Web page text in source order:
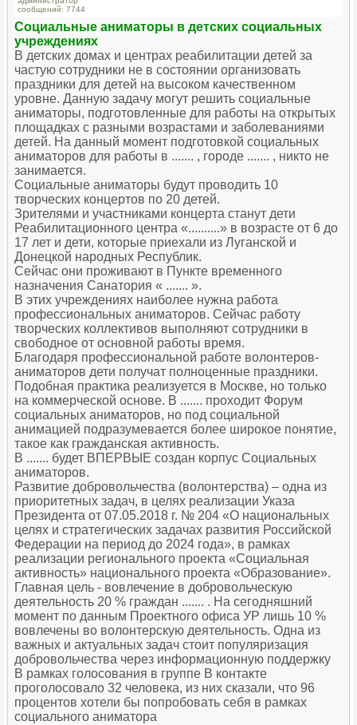
сообщений: 7744
Социальные аниматоры в детских социальных
учреждениях
В детских домах и центрах реабилитации детей за
частую сотрудники не в состоянии организовать
праздники для детей на высоком качественном
уровне. Данную задачу могут решить социальные
аниматоры, подготовленные для работы на открытых
площадках с разными возрастами и заболеваниями
детей. На данный момент подготовкой социальных
аниматоров для работы в ....... , городе ....... , никто не
занимается.
Социальные аниматоры будут проводить 10
творческих концертов по 20 детей.
Зрителями и участниками концерта станут дети
Реабилитационного центра «..........» в возрасте от 6 до
17 лет и дети, которые приехали из Луганской и
Донецкой народных Республик.
Сейчас они проживают в Пункте временного
назначения Санатория « ....... ».
В этих учреждениях наиболее нужна работа
профессиональных аниматоров. Сейчас работу
творческих коллективов выполняют сотрудники в
свободное от основной работы время.
Благодаря профессиональной работе волонтеров-
аниматоров дети получат полноценные праздники.
Подобная практика реализуется в Москве, но только
на коммерческой основе. В ....... проходит Форум
социальных аниматоров, но под социальной
анимацией подразумевается более широкое понятие,
такое как гражданская активность.
В ....... будет ВПЕРВЫЕ создан корпус Социальных
аниматоров.
Развитие добровольчества (волонтерства) – одна из
приоритетных задач, в целях реализации Указа
Президента от 07.05.2018 г. № 204 «О национальных
целях и стратегических задачах развития Российской
Федерации на период до 2024 года», в рамках
реализации регионального проекта «Социальная
активность» национального проекта «Образование».
Главная цель - вовлечение в добровольческую
деятельность 20 % граждан ....... . На сегодняшний
момент по данным Проектного офиса УР лишь 10 %
вовлечены во волонтерскую деятельность. Одна из
важных и актуальных задач стоит популяризация
добровольчества через информационную поддержку
В рамках голосования в группе В контакте
проголосовало 32 человека, из них сказали, что 96
процентов хотели бы попробовать себя в рамках
социального аниматора